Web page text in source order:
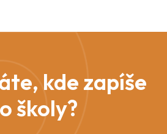
kde zapíše
školy?